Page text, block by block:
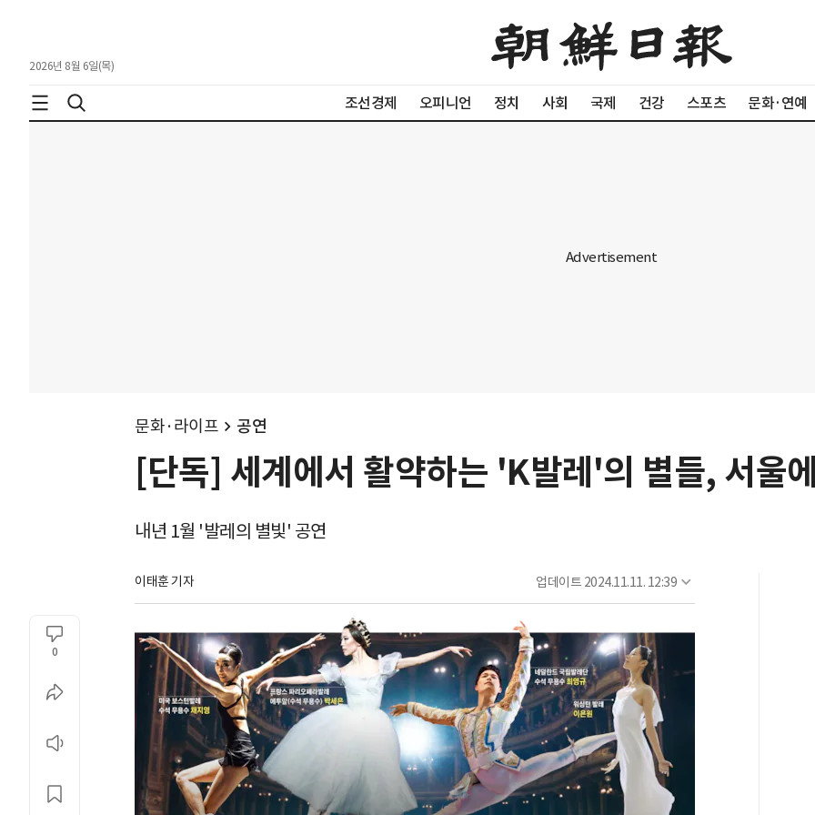
2026년 8월 6일(목)
조선경제 오피니언 정치 사회 국제 건강 스포츠 문화·연예
문화·라이프 공연
[단독] 세계에서 활약하는 'K발레'의 별들, 서울
내년 1월 '발레의 별빛' 공연
이태훈 기자 업데이트 2024.11.11. 12:39
0